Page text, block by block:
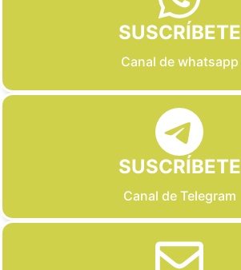
SUSCRÍBETE
Canal de whatsapp
SUSCRÍBETE
Canal de Telegram